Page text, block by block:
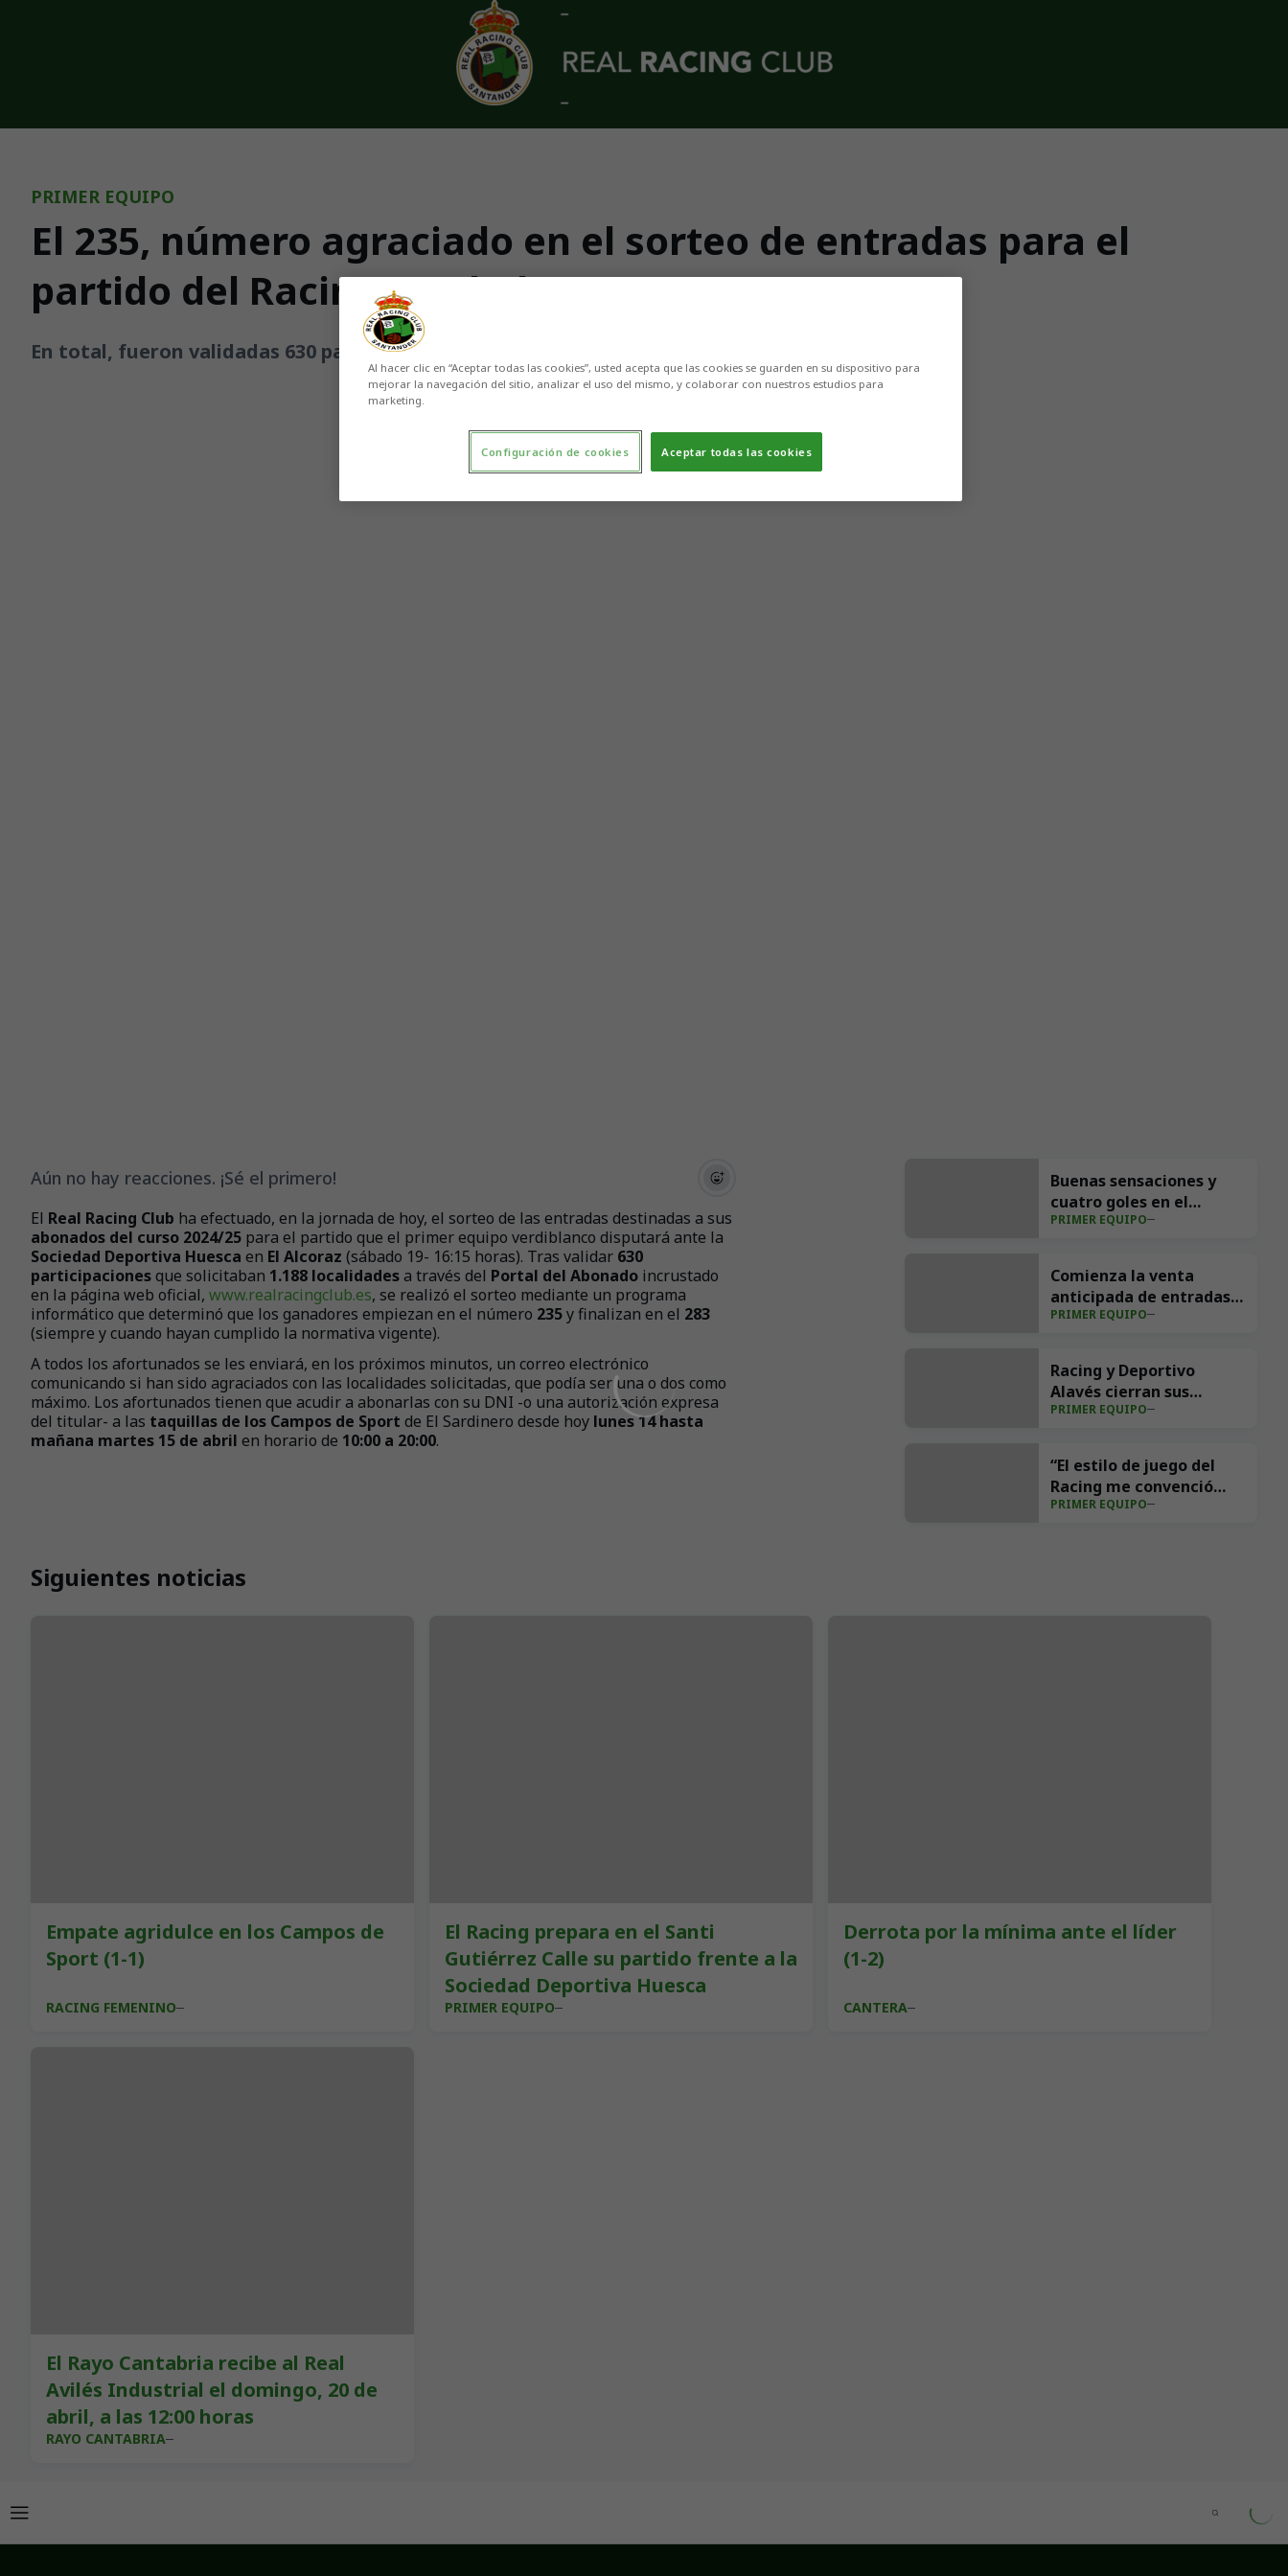
Skip to main content
PRIMER EQUIPO
El 235, número agraciado en el sorteo de entradas para el
partido del Racing en El Alcoraz
En total, fueron validadas 630 participaciones de abonados verdiblancos del curso 2024/25
Aún no hay reacciones. ¡Sé el primero!
El Real Racing Club ha efectuado, en la jornada de hoy, el sorteo de las entradas destinadas a sus
abonados del curso 2024/25 para el partido que el primer equipo verdiblanco disputará ante la
Sociedad Deportiva Huesca en El Alcoraz (sábado 19- 16:15 horas). Tras validar 630
participacionesque solicitaban 1.188 localidadesa través del Portal del Abonado incrustado
en la página web oficial, www.realracingclub.es, se realizó el sorteo mediante un programa
informático que determinó que los ganadores empiezan en el número 235y finalizan en el 283
(siempre y cuando hayan cumplido la normativa vigente).
A todos los afortunados se les enviará, en los próximos minutos, un correo electrónico
comunicando si han sido agraciados con las localidades solicitadas, que podía ser una o dos como
máximo. Los afortunados tienen que acudir a abonarlas con su DNI -o una autorización expresa
del titular- a las taquillas de los Campos de Sport de El Sardinero desde hoy lunes 14 hasta
mañana martes 15 de abril en horario de 10:00 a 20:00.
Buenas sensaciones y
cuatro goles en el
ensayo ante el Sporting
PRIMER EQUIPO
Comienza la venta
anticipada de entradas
para la visita del
Campos de Sport
PRIMER EQUIPO
Racing y Deportivo
Alavés cierran sus
pretemporadas en el III
PRIMER EQUIPO
“El estilo de juego del
Racing me convenció
para venir”
PRIMER EQUIPO
Siguientes noticias
Empate agridulce en los Campos de
Sport (1-1)
RACING FEMENINO
El Racing prepara en el Santi
Gutiérrez Calle su partido frente a la
Sociedad Deportiva Huesca
PRIMER EQUIPO
Derrota por la mínima ante el líder
(1-2)
CANTERA
El Rayo Cantabria recibe al Real
Avilés Industrial el domingo, 20 de
abril, a las 12:00 horas
RAYO CANTABRIA
Al hacer clic en “Aceptar todas las cookies”, usted acepta que las cookies se guarden en su dispositivo para
mejorar la navegación del sitio, analizar el uso del mismo, y colaborar con nuestros estudios para
marketing.
Aceptar todas las cookies
Configuración de cookies